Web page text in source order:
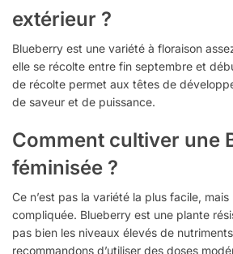
extérieur ?
Blueberry est une variété à floraison
elle se récolte entre fin septembre et
de récolte permet aux têtes de
de saveur et de puissance.
Comment cultiver une
féminisée ?
Ce n’est pas la variété la plus facile,
compliquée. Blueberry est une plante
pas bien les niveaux élevés de
recommandons d’utiliser des doses